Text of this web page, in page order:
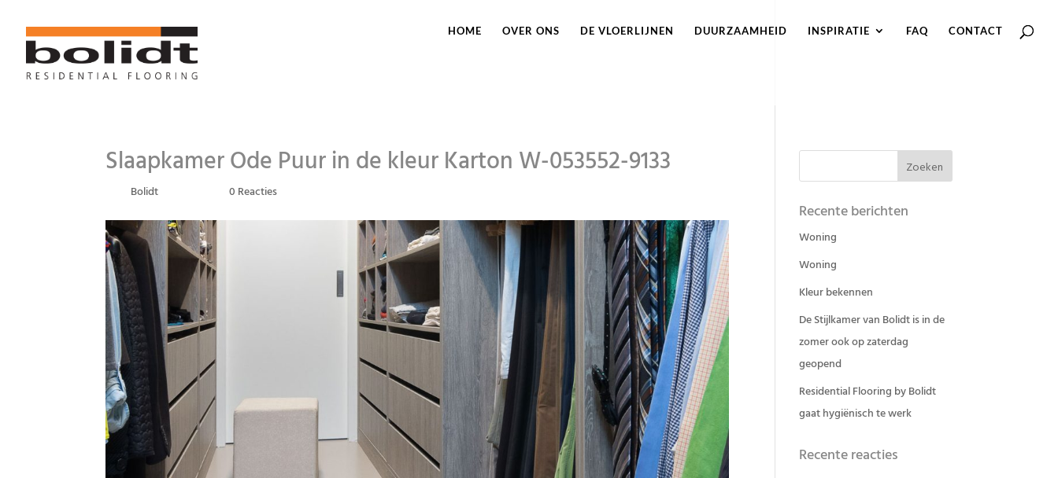
HOME OVER ONS DE VLOERLIJNEN DUURZAAMHEID INSPIRATIE FAQ CONTACT
Slaapkamer Ode Puur in de kleur Karton W-053552-9133
Bolidt |0 Reacties
Recente berichten
Woning
Woning
Kleur bekennen
De Stijlkamer van Bolidt is in de
zomer ook op zaterdag
geopend
Residential Flooring by Bolidt
gaat hygiënisch te werk
Recente reacties